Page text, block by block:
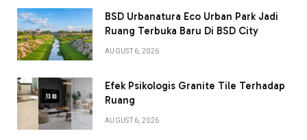
BSD Urbanatura Eco Urban Park Jadi
Ruang Terbuka Baru Di BSD City
AUGUST 6, 2026
Efek Psikologis Granite Tile Terhadap
Ruang
AUGUST 6, 2026